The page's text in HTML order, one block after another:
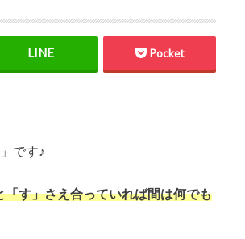
Pocket
」です♪
す」さえ合っていれば間は何でも